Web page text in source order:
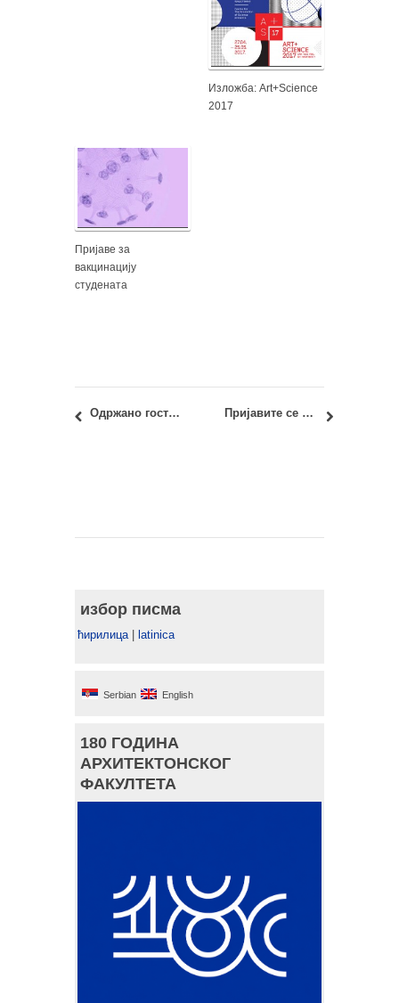
Изложба: Art+Science
2017
Пријаве за
вакцинацију
студената
Одржано гостујуће предавање „Култура становања: Резиденција амбасадора“ Пријавите се на Ерасмус+ праксу у Загребу у студију Планетарис
избор писма
ћирилица | latinica
Serbian English
180 ГОДИНА
АРХИТЕКТОНСКОГ
ФАКУЛТЕТА